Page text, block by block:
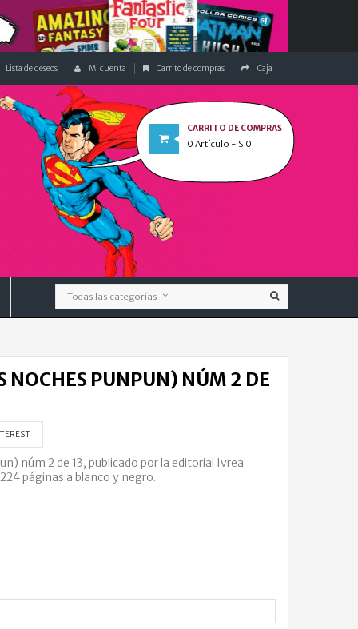
Lista de deseos Mi cuenta Carrito de compras Caja
CARRITO DE COMPRAS
0 Artículo - $ 0
NOCHES PUNPUN) NÚM 2 DE
núm 2 de 13, publicado por la editorial Ivrea
páginas a blanco y negro.